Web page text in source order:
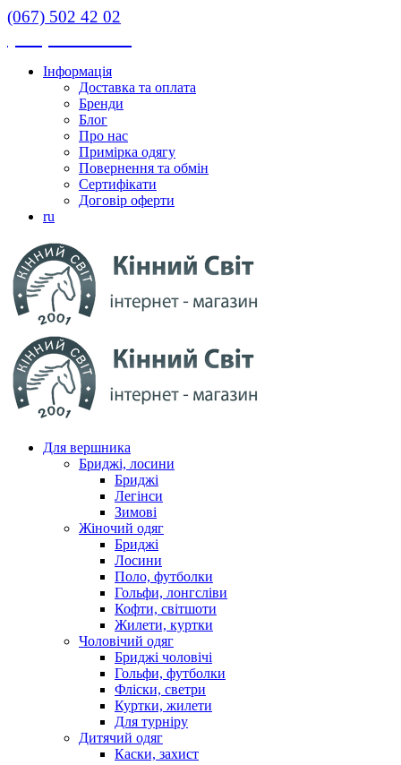
(067) 502 42 02
Інформація
Доставка та оплата
Бренди
Блог
Про нас
Примірка одягу
Повернення та обмін
Сертифікати
Договір оферти
ru
Для вершника
Бриджі, лосини
Бриджі
Легінси
Зимові
Жіночий одяг
Бриджі
Лосини
Поло, футболки
Гольфи, лонгсліви
Кофти, світшоти
Жилети, куртки
Чоловічий одяг
Бриджі чоловічі
Гольфи, футболки
Фліски, светри
Куртки, жилети
Для турніру
Дитячий одяг
Каски, захист